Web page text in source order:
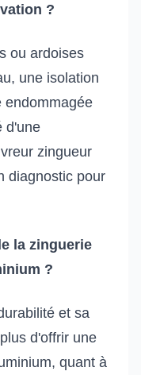
?
ou ardoises
une isolation
endommagée
d'une
zingueur
diagnostic pour
la zinguerie
?
et sa
d'offrir une
quant à